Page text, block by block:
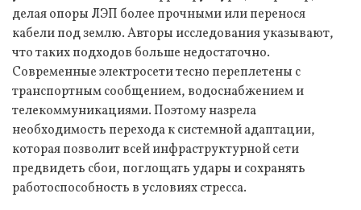
делая опоры ЛЭП более прочными или перенося
кабели под землю. Авторы исследования указывают,
что таких подходов больше недостаточно.
Современные электросети тесно переплетены с
транспортным сообщением, водоснабжением и
телекоммуникациями. Поэтому назрела
необходимость перехода к системной адаптации,
которая позволит всей инфраструктурной сети
предвидеть сбои, поглощать удары и сохранять
работоспособность в условиях стресса.